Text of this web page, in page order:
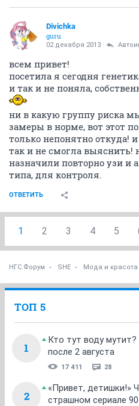
Divichka
guru
02 декабря 2013
всем привет!
посетила я сегодня
и так и не поняла,
ни в какую группу риска
замеры в норме, вот этот
только непонятно откуда!
так и не смогла
назначили повторно узи и
типа, для контроля.
ОТВЕТИТЬ
1 2 3 4 5
НГС.Форум SHE Мода и красота
ТОП 5
1
Кто тут воду
после 2 августа
17 411 28
2
«Привет, детишки!»
страшном сериале